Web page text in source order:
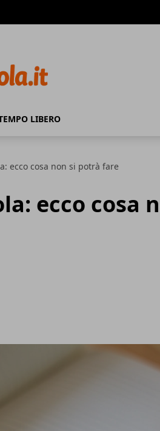
LIBERO
ecco cosa non si potrà fare
ecco cosa